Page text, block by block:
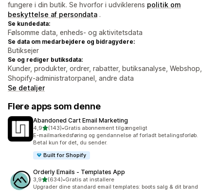
fungere i din butik. Se hvorfor i udviklerens politik om
beskyttelse af persondata .
Se kundedata:
Følsomme data, enheds- og aktivitetsdata
Se data om medarbejdere og bidragydere:
Butiksejer
Se og rediger butiksdata:
Kunder, produkter, ordrer, rabatter, butiksanalyse, Webshop,
Shopify-administratorpanel, andre data
Se detaljer
Flere apps som denne
Abandoned Cart Email Marketing
4,9ud af 5 stjerner
(143)
143 anmeldelser i alt
•Gratis abonnement tilgængeligt
E-mailmarkedsføring og gendannelse af forladt betalingsforløb.
Betal kun for det, du sender.
Built for Shopify
Orderly Emails ‑ Templates App
3,9ud af 5 stjerner
(634)
634 anmeldelser i alt
•Gratis at installere
Upgrader dine standard email templates: boots salg & dit brand